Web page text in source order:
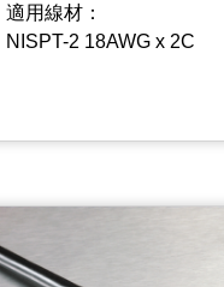
適用線材：
NISPT-2 18AWG x 2C